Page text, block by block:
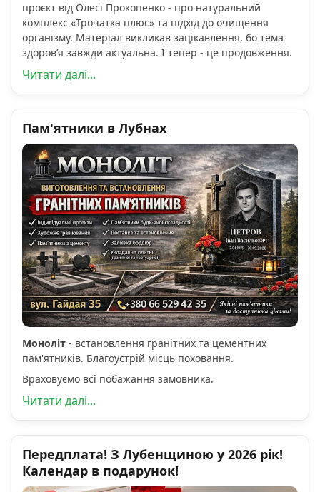
проєкт від Олесі Прокопенко - про натуральний
комплекс «Трочатка плюс» та підхід до очищення
організму. Матеріал викликав зацікавлення, бо тема
здоров’я завжди актуальна. І тепер - це продовження.
Читати далі...
Пам'ятники в Лубнах
Моноліт - встановлення гранітних та цементних
пам'ятників. Благоустрій місць поховання.
Враховуємо всі побажання замовника.
Читати далі...
Передплата! З Лубенщиною у 2026 рік!
Календар в подарунок!